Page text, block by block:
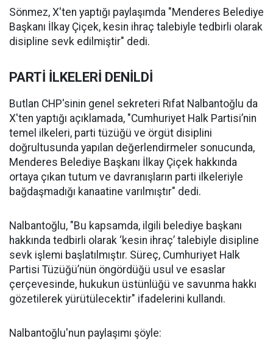
Sönmez, X'ten yaptığı paylaşımda "Menderes Belediye
Başkanı İlkay Çiçek, kesin ihraç talebiyle tedbirli olarak
disipline sevk edilmiştir" dedi.
PARTİ İLKELERİ DENİLDİ
Butlan CHP'sinin genel sekreteri Rıfat Nalbantoğlu da
X'ten yaptığı açıklamada, "Cumhuriyet Halk Partisi’nin
temel ilkeleri, parti tüzüğü ve örgüt disiplini
doğrultusunda yapılan değerlendirmeler sonucunda,
Menderes Belediye Başkanı İlkay Çiçek hakkında
ortaya çıkan tutum ve davranışların parti ilkeleriyle
bağdaşmadığı kanaatine varılmıştır" dedi.
Nalbantoğlu, "Bu kapsamda, ilgili belediye başkanı
hakkında tedbirli olarak ‘kesin ihraç’ talebiyle disipline
sevk işlemi başlatılmıştır. Süreç, Cumhuriyet Halk
Partisi Tüzüğü’nün öngördüğü usul ve esaslar
çerçevesinde, hukukun üstünlüğü ve savunma hakkı
gözetilerek yürütülecektir" ifadelerini kullandı.
Nalbantoğlu'nun paylaşımı şöyle: